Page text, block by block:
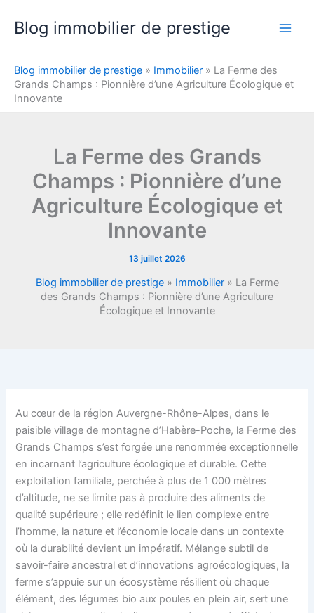
Blog immobilier de prestige
Blog immobilier de prestige » Immobilier » La Ferme des
Grands Champs : Pionnière d’une Agriculture Écologique et
Innovante
La Ferme des Grands
Champs : Pionnière d’une
Agriculture Écologique et
Innovante
13 juillet 2026
Blog immobilier de prestige» Immobilier» La Ferme
des Grands Champs : Pionnière d’une Agriculture
Écologique et Innovante
Au cœur de la région Auvergne-Rhône-Alpes, dans le
paisible village de montagne d’Habère-Poche, la Ferme des
Grands Champs s’est forgée une renommée exceptionnelle
en incarnant l’agriculture écologique et durable. Cette
exploitation familiale, perchée à plus de 1 000 mètres
d’altitude, ne se limite pas à produire des aliments de
qualité supérieure ; elle redéfinit le lien complexe entre
l’homme, la nature et l’économie locale dans un contexte
où la durabilité devient un impératif. Mélange subtil de
savoir-faire ancestral et d’innovations agroécologiques, la
ferme s’appuie sur un écosystème résilient où chaque
élément, des légumes bio aux poules en plein air, sert une